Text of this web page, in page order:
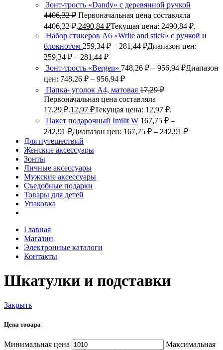
Зонт-трость «Dandy» с деревянной ручкой
4406,32₽ Первоначальная цена составляла
4406,32 ₽.2490,84 ₽Текущая цена: 2490,84 ₽.
Набор стикеров А6 «Write and stick» с ручкой и
блокнотом 259,34 ₽ – 281,44 ₽Диапазон цен:
259,34 ₽ – 281,44 ₽
Зонт-трость «Bergen» 748,26 ₽ – 956,94 ₽Диапазон
цен: 748,26 ₽ – 956,94 ₽
Папка- уголок А4, матовая 17,29₽
Первоначальная цена составляла
17,29 ₽.12,97 ₽Текущая цена: 12,97 ₽.
Пакет подарочный Imilit W 167,75 ₽ –
242,91 ₽Диапазон цен: 167,75 ₽ – 242,91 ₽
Для путешествий
Женские аксессуары
Зонты
Личные аксессуары
Мужские аксессуары
Съедобные подарки
Товары для детей
Упаковка
Главная
Магазин
Электронные каталоги
Контакты
Шкатулки и подставки
Закрыть
Цена товара
Минимальная цена
Максимальная